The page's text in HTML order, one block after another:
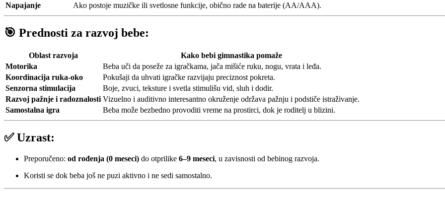
Napajanje
Ako postoje muzičke ili svetlosne funkcije, obično rade na baterije (AA/AAA).
🎯 Prednosti za razvoj bebe:
Oblast razvoja
Kako bebi gimnastika pomaže
Motorika
Beba uči da poseže za igračkama, jača mišiće ruku, nogu, vrata i leđa.
Koordinacija ruka-oko
Pokušaji da uhvati igračke razvijaju preciznost pokreta.
Senzorna stimulacija
Boje, zvuci, teksture i svetla stimulišu vid, sluh i dodir.
Razvoj pažnje i radoznalosti Vizuelno i auditivno interesantno okruženje održava pažnju i podstiče istraživanje.
Samostalna igra
Beba može bezbedno provoditi vreme na prostirci, dok je roditelj u blizini.
✅Uzrast:
Preporučeno: od rođenja (0 meseci) do otprilike 6–9 meseci, u zavisnosti od bebinog razvoja.
Koristi se dok beba još ne puzi aktivno i ne sedi samostalno.